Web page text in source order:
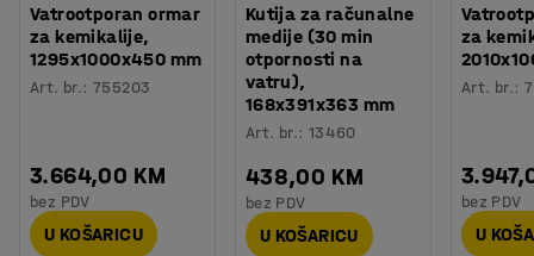
Vatrootporan ormar
za kemikalije,
1295x1000x450 mm
Art. br.:755203
3.664,00 KM
bez PDV
U KOŠARICU
Kutija za računalne
medije (30 min
otpornosti na
vatru),
168x391x363 mm
Art. br.: 13460
438,00 KM
bez PDV
U KOŠARICU
za
Art. br.:
bez PDV
U